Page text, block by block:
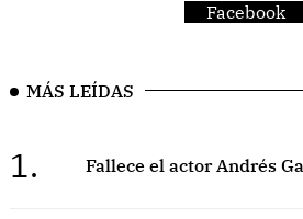
Facebook
MÁS LEÍDAS
1. Fallece el actor Andrés